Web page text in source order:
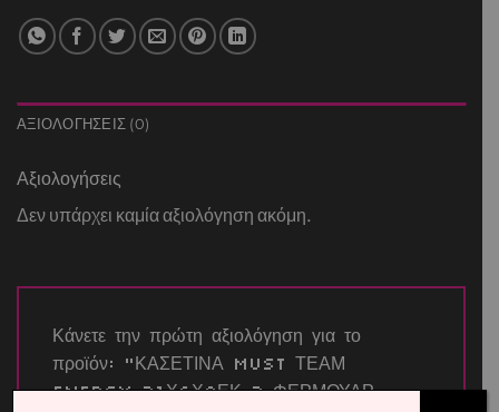
ΑΞΙΟΛΟΓΉΣΕΙΣ (0)
Αξιολογήσεις
Δεν υπάρχει καμία αξιολόγηση ακόμη.
Κάνετε την πρώτη αξιολόγηση για το
προϊόν: “ΚΑΣΕΤΙΝΑ MUST ΤΕΑΜ
ENERGY 21Χ6Χ9ΕΚ 2 ΦΕΡΜΟΥΑΡ